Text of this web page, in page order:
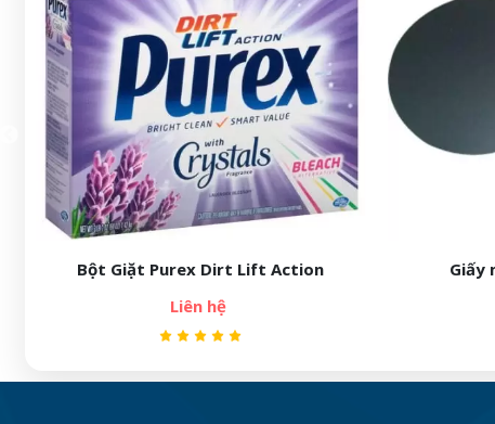
Lift Action
Giấy ma sát MARTINDALE